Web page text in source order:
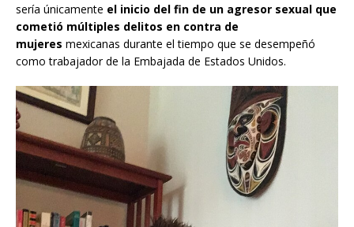
sería únicamente el inicio del fin de un agresor sexual que
cometió múltiples delitos en contra de
mujeres mexicanas durante el tiempo que se desempeñó
como trabajador de la Embajada de Estados Unidos.